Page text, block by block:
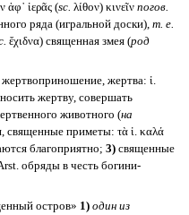
ἀφ᾽ ἱερᾶς (sc. λίθον) κινεῖν погов.
ряда (игральной доски), т. е.
ἔχιδνα) священная змея (род
жертва: ἱ.
жертву, совершать
животного (на
священные приметы: τὰ ἱ. καλά
благоприятно; 3)священные
обряды в честь богини-
остров» 1) один из